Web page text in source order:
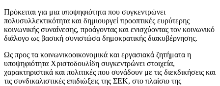
Πρόκειται για μια υποψηφιότητα που συγκεντρώνει
πολυσυλλεκτικότητα και δημιουργεί προοπτικές ευρύτερης
κοινωνικής συναίνεσης, προάγοντας και ενισχύοντας τον κοινωνικό
διάλογο ως βασική συνιστώσα δημοκρατικής διακυβέρνησης.
Ως προς τα κοινωνικοοικονομικά και εργασιακά ζητήματα η
υποψηφιότητα Χριστοδουλίδη συγκεντρώνει στοιχεία,
χαρακτηριστικά και πολιτικές που συνάδουν με τις διεκδικήσεις και
τις συνδικαλιστικές επιδιώξεις της ΣΕΚ, στο πλαίσιο της